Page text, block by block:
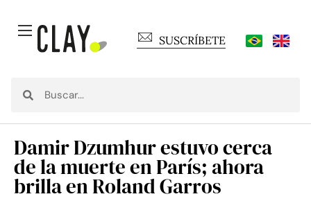
SUSCRÍBETE
Damir Dzumhur estuvo cerca
de la muerte en París; ahora
brilla en Roland Garros